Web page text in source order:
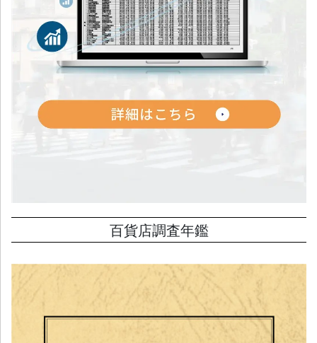
百貨店調査年鑑